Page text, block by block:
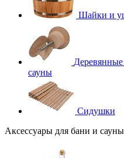
Шайки и
Деревянные
сауны
Сидушки
Аксессуары для бани и сауны